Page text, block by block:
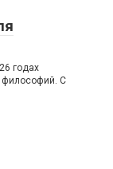
годах
философий. С